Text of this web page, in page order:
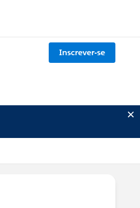
Inscrever-se